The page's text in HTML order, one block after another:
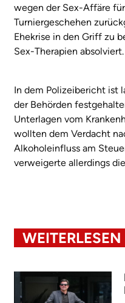
wegen der Sex-Affäre
Turniergeschehen
Ehekrise in den Griff zu
Sex-Therapien absolviert.
In dem Polizeibericht ist
der Behörden
Unterlagen vom
wollten dem Verdacht
Alkoholeinfluss am
verweigerte allerdings
WEITERLESEN